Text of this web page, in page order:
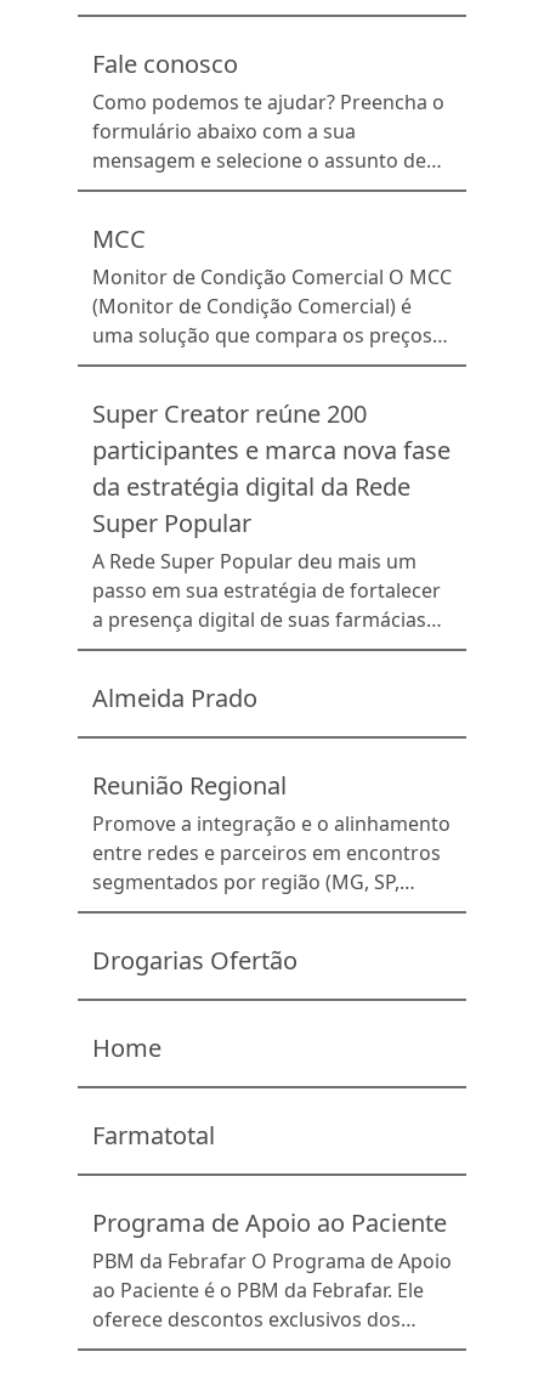
de aprendizados que impulsionam a
associadas.
Fale conosco
Como podemos te ajudar? Preencha o
formulário abaixo com a sua
mensagem e selecione o assunto de
interesse.
MCC
Monitor de Condição Comercial O MCC
(Monitor de Condição Comercial) é
uma solução que compara os preços
ofertados pelas indústrias e
ágil e escalável, as ofertas mais
atrativas e vantajosas para cada
farmácia. Com o MCC, a rede tem uma
análise automática de todas as
propostas comerciais recebidas e uma
[…]
Super Creator reúne 200
participantes e marca nova fase
da estratégia digital da Rede
Super Popular
A Rede Super Popular deu mais um
passo em sua estratégia de fortalecer
a presença digital de suas farmácias
ao realizar, no Edifício do
uma edição do Super Creator, evento
promovido em parceria com a
participantes entre creators,
influenciadores digitais, profissionais
de marketing, representantes da
indústria farmacêutica e parceiros
estratégicos, […]
Almeida Prado
Reunião Regional
Promove a integração e o alinhamento
entre redes e parceiros em encontros
segmentados por região (MG, SP,
Nordeste, PR/SC/RS e ES/RJ/GO),
comercial.
Drogarias Ofertão
Home
Farmatotal
Programa de Apoio ao Paciente
PBM da Febrafar O Programa de Apoio
ao Paciente é o PBM da Febrafar. Ele
oferece descontos exclusivos dos
laboratórios para os clientes,